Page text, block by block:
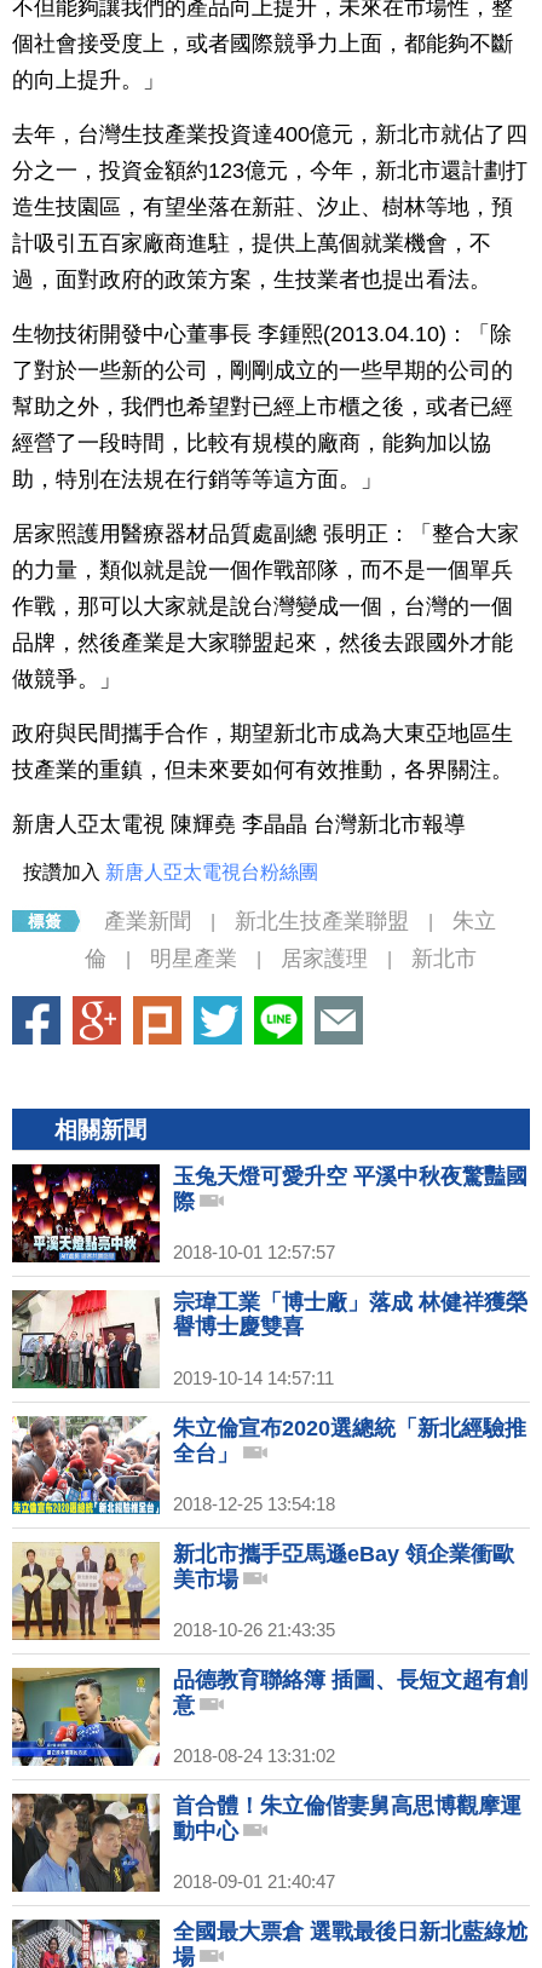
不但能夠讓我們的產品向上提升，未來在市場性，整
個社會接受度上，或者國際競爭力上面，都能夠不斷
的向上提升。」
去年，台灣生技產業投資達400億元，新北市就佔了四
分之一，投資金額約123億元，今年，新北市還計劃打
造生技園區，有望坐落在新莊、汐止、樹林等地，預
計吸引五百家廠商進駐，提供上萬個就業機會，不
過，面對政府的政策方案，生技業者也提出看法。
生物技術開發中心董事長 李鍾熙(2013.04.10)：「除
了對於一些新的公司，剛剛成立的一些早期的公司的
幫助之外，我們也希望對已經上市櫃之後，或者已經
經營了一段時間，比較有規模的廠商，能夠加以協
助，特別在法規在行銷等等這方面。」
居家照護用醫療器材品質處副總 張明正：「整合大家
的力量，類似就是說一個作戰部隊，而不是一個單兵
作戰，那可以大家就是說台灣變成一個，台灣的一個
品牌，然後產業是大家聯盟起來，然後去跟國外才能
做競爭。」
政府與民間攜手合作，期望新北市成為大東亞地區生
技產業的重鎮，但未來要如何有效推動，各界關注。
新唐人亞太電視 陳輝堯 李晶晶 台灣新北市報導
按讚加入 新唐人亞太電視台粉絲團
產業新聞 新北生技產業聯盟
朱立
倫
明星產業 居家護理 新北市
相關新聞
玉兔天燈可愛升空 平溪中秋夜驚豔國
際
2018-10-01 12:57:57
宗瑋工業「博士廠」落成 林健祥獲榮
譽博士慶雙喜
2019-10-14 14:57:11
朱立倫宣布2020選總統「新北經驗推
全台」
2018-12-25 13:54:18
新北市攜手亞馬遜eBay 領企業衝歐
美市場
2018-10-26 21:43:35
品德教育聯絡簿 插圖、長短文超有創
意
2018-08-24 13:31:02
首合體！朱立倫偕妻舅高思博觀摩運
動中心
2018-09-01 21:40:47
全國最大票倉 選戰最後日新北藍綠尬
場